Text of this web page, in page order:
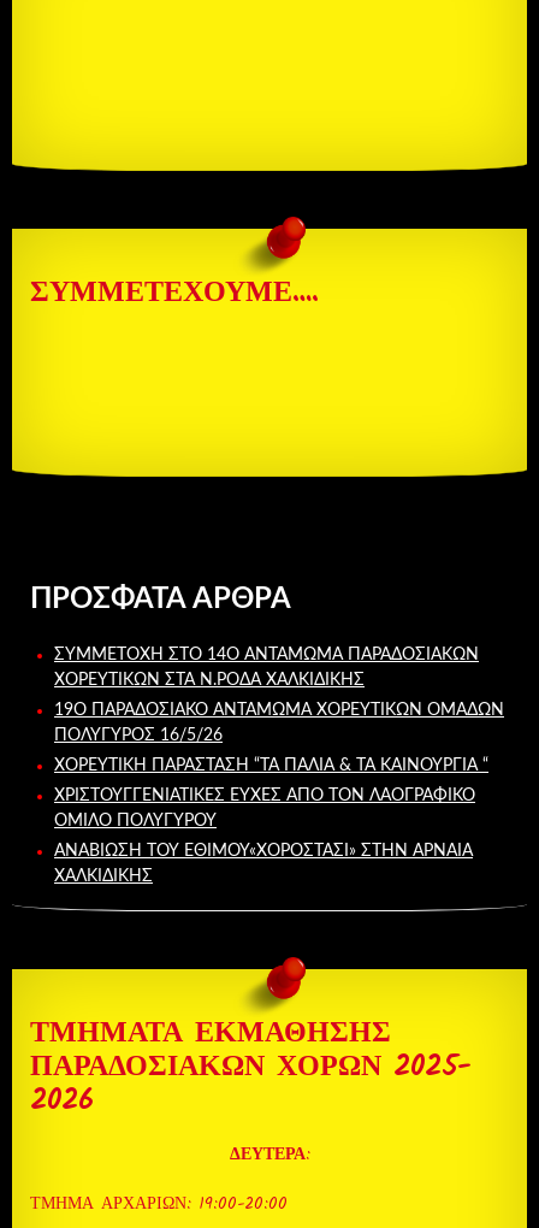
ΣΥΜΜΕΤΈΧΟΥΜΕ….
ΠΡΌΣΦΑΤΑ ΆΡΘΡΑ
ΣΥΜΜΕΤΟΧΉ ΣΤΟ 14Ο ΑΝΤΆΜΩΜΑ ΠΑΡΑΔΟΣΙΑΚΏΝ
ΧΟΡΕΥΤΙΚΏΝ ΣΤΑ Ν.ΡΌΔΑ ΧΑΛΚΙΔΙΚΉΣ
19Ο ΠΑΡΑΔΟΣΙΑΚΌ ΑΝΤΆΜΩΜΑ ΧΟΡΕΥΤΙΚΏΝ ΟΜΆΔΩΝ
ΠΟΛΎΓΥΡΟΣ 16/5/26
ΧΟΡΕΥΤΙΚΉ ΠΑΡΆΣΤΑΣΗ “ΤΑ ΠΑΛΙΆ & ΤΑ ΚΑΙΝΟΎΡΓΙΑ “
ΧΡΙΣΤΟΥΓΓΕΝΙΑΤΙΚΕΣ ΕΥΧΕΣ ΑΠΟ ΤΟΝ ΛΑΟΓΡΑΦΙΚΌ
ΌΜΙΛΟ ΠΟΛΥΓΎΡΟΥ
ΑΝΑΒΙΩΣΗ ΤΟΥ ΕΘΙΜΟΥ«ΧΟΡΟΣΤΆΣΙ» ΣΤΗΝ ΑΡΝΑΙΑ
ΧΑΛΚΙΔΙΚΗΣ
ΤΜΗΜΑΤΑ ΕΚΜΑΘΗΣΗΣ
ΠΑΡΑΔΟΣΙΑΚΩΝ ΧΟΡΩΝ 2025-
2026
ΔΕΥΤΕΡΑ:
ΤΜΗΜΑ ΑΡΧΑΡΙΩΝ: 19:00-20:00